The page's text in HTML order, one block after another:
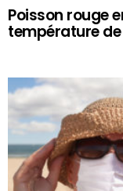
Poisson rouge
température de